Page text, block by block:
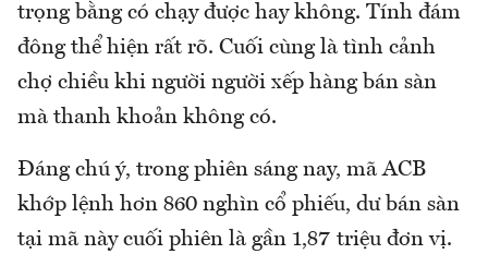
trọng bằng có chạy được hay không. Tính đám
đông thể hiện rất rõ. Cuối cùng là tình cảnh
chợ chiều khi người người xếp hàng bán sàn
mà thanh khoản không có.
Đáng chú ý, trong phiên sáng nay, mã ACB
khớp lệnh hơn 860 nghìn cổ phiếu, dư bán sàn
tại mã này cuối phiên là gần 1,87 triệu đơn vị.